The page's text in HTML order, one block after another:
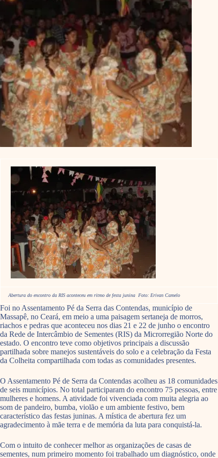
Abertura do encontro da RIS aconteceu em ritmo de festa junina Foto: Erivan Camelo
Foi no Assentamento Pé da Serra das Contendas, município de
Massapê, no Ceará, em meio a uma paisagem sertaneja de morros,
riachos e pedras que aconteceu nos dias 21 e 22 de junho o encontro
da Rede de Intercâmbio de Sementes (RIS) da Microrregião Norte do
estado. O encontro teve como objetivos principais a discussão
partilhada sobre manejos sustentáveis do solo e a celebração da Festa
da Colheita compartilhada com todas as comunidades presentes.
O Assentamento Pé de Serra da Contendas acolheu as 18 comunidades
de seis municípios. No total participaram do encontro 75 pessoas, entre
mulheres e homens. A atividade foi vivenciada com muita alegria ao
som de pandeiro, bumba, violão e um ambiente festivo, bem
característico das festas juninas. A mística de abertura fez um
agradecimento à mãe terra e de memória da luta para conquistá-la.
Com o intuito de conhecer melhor as organizações de casas de
sementes, num primeiro momento foi trabalhado um diagnóstico, onde